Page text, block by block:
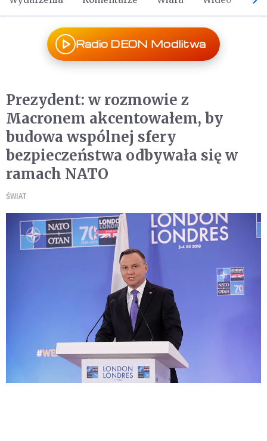
Radio DEON Modlitwa
Prezydent: w rozmowie z
Macronem akcentowałem, by
budowa wspólnej sfery
bezpieczeństwa odbywała się w
ramach NATO
ŚWIAT